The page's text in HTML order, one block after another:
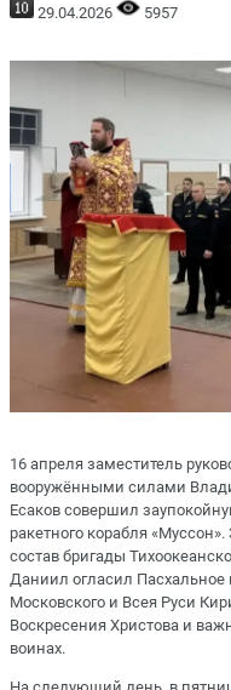
29.04.2026 5957
16 апреля заместитель
вооружёнными силами
Есаков совершил
ракетного корабля
состав бригады
Даниил огласил Пасхальное
Московского и Всея Руси
Воскресения Христова и
воинах.